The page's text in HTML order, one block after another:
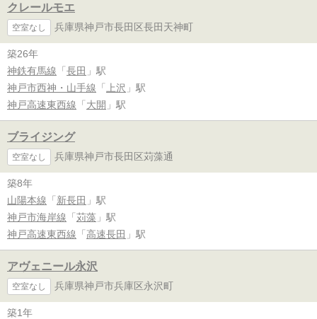
クレールモエ
空室なし 兵庫県神戸市長田区長田天神町
築26年
神鉄有馬線 「 長田 」駅
神戸市西神・山手線 「 上沢 」駅
神戸高速東西線 「 大開 」駅
ブライジング
空室なし 兵庫県神戸市長田区苅藻通
築8年
山陽本線 「 新長田 」駅
神戸市海岸線 「 苅藻 」駅
神戸高速東西線 「 高速長田 」駅
アヴェニール永沢
空室なし 兵庫県神戸市兵庫区永沢町
築1年